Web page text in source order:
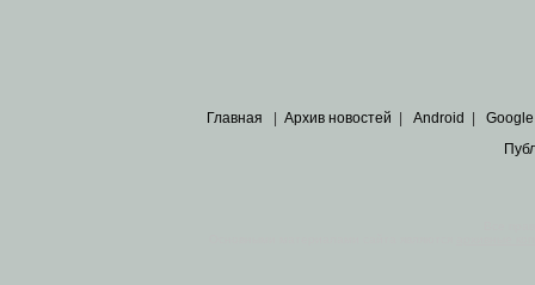
Главная | Архив новостей | Android | Google